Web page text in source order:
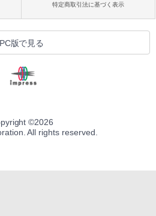
特定商取引法に基づく表示
PC版で見る
©2026
All rights reserved.